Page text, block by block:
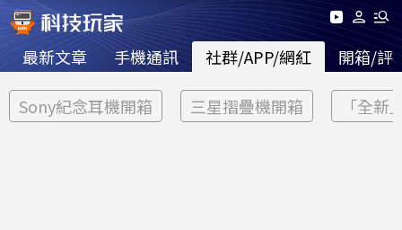
最新文章 手機通訊 社群/APP/網紅 開箱/評
Sony紀念耳機開箱 三星摺疊機開箱 「全新